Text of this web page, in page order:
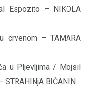
Espozito – NIKOLA
crvenom – TAMARA
u Pljevljima / Mojsil
BIČANIN